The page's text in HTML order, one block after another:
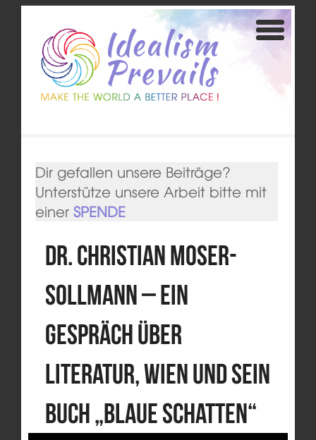
Dir gefallen unsere Beiträge?
Unterstütze unsere Arbeit bitte mit
einer SPENDE
Dr. Christian Moser-
Sollmann – Ein
Gespräch über
Literatur, Wien und sein
Buch „Blaue Schatten“